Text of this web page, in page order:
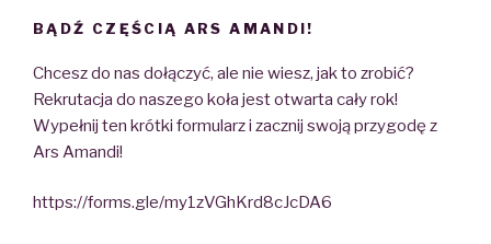
BĄDŹ CZĘŚCIĄ ARS AMANDI!
Chcesz do nas dołączyć, ale nie wiesz, jak to zrobić?
Rekrutacja do naszego koła jest otwarta cały rok!
Wypełnij ten krótki formularz i zacznij swoją przygodę z
Ars Amandi!
https://forms.gle/my1zVGhKrd8cJcDA6